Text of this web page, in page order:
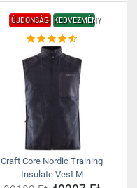
ÚJDONSÁG KEDVEZMÉNY
Craft Core Nordic Training
Insulate Vest M